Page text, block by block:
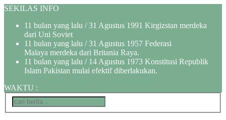
SEKILAS INFO
11 bulan yang lalu / 31 Agustus 1991 Kirgizstan merdeka
dari Uni Soviet
11 bulan yang lalu / 31 Agustus 1957 Federasi
Malaya merdeka dari Britania Raya.
11 bulan yang lalu / 14 Agustus 1973 Konstitusi Republik
Islam Pakistan mulai efektif diberlakukan.
WAKTU :